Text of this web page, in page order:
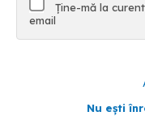
Ține-mă la
email
Nu ești